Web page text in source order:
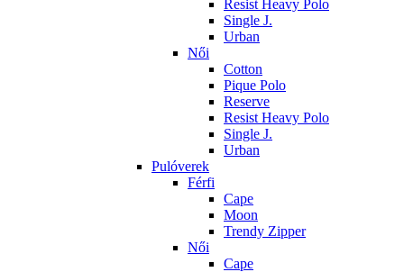
Resist Heavy Polo
Single J.
Urban
Női
Cotton
Pique Polo
Reserve
Resist Heavy Polo
Single J.
Urban
Pulóverek
Férfi
Cape
Moon
Trendy Zipper
Női
Cape